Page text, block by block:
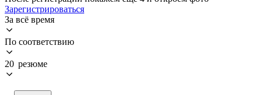
Зарегистрироваться
За всё время
По соответствию
20 резюме